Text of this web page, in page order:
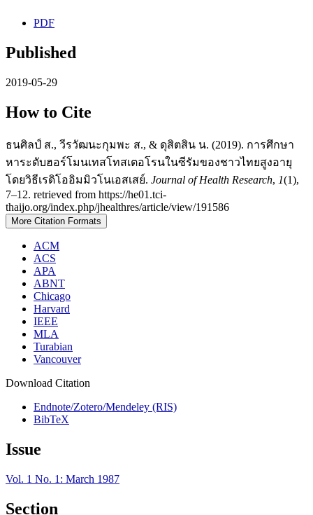
PDF
Published
2019-05-29
How to Cite
ธนศิลป์ ส., วีรวัฒนะกุมพะ ส., & ดุสิตสิน น. (2019). การศึกษา
หาระดับฮอร์โมนเทสโทสเตอโรนในซีรัมของชาวไทยสูงอายุ
โดยวิธีเรดิโออิมมิวโนเอสเสย์. Journal of Health Research, 1(1),
7–12. retrieved from https://he01.tci-
thaijo.org/index.php/jhealthres/article/view/191586
More Citation Formats
ACM
ACS
APA
ABNT
Chicago
Harvard
IEEE
MLA
Turabian
Vancouver
Download Citation
Endnote/Zotero/Mendeley (RIS)
BibTeX
Issue
Vol. 1 No. 1: March 1987
Section